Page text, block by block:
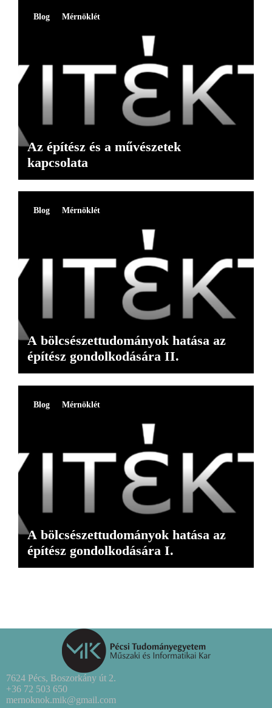
Blog Mérnöklét
Az építész és a művészetek
kapcsolata
Blog Mérnöklét
A bölcsészettudományok hatása az
építész gondolkodására II.
Blog Mérnöklét
A bölcsészettudományok hatása az
építész gondolkodására I.
7624 Pécs, Boszorkány út 2.
+36 72 503 650
mernoknok.mik@gmail.com